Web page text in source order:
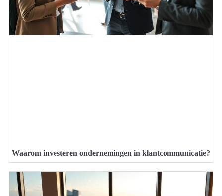
Waarom investeren ondernemingen in klantcommunicatie?